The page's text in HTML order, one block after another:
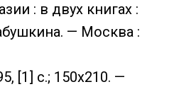
: в двух книгах :
— Москва :
[1] с.; 150х210. —